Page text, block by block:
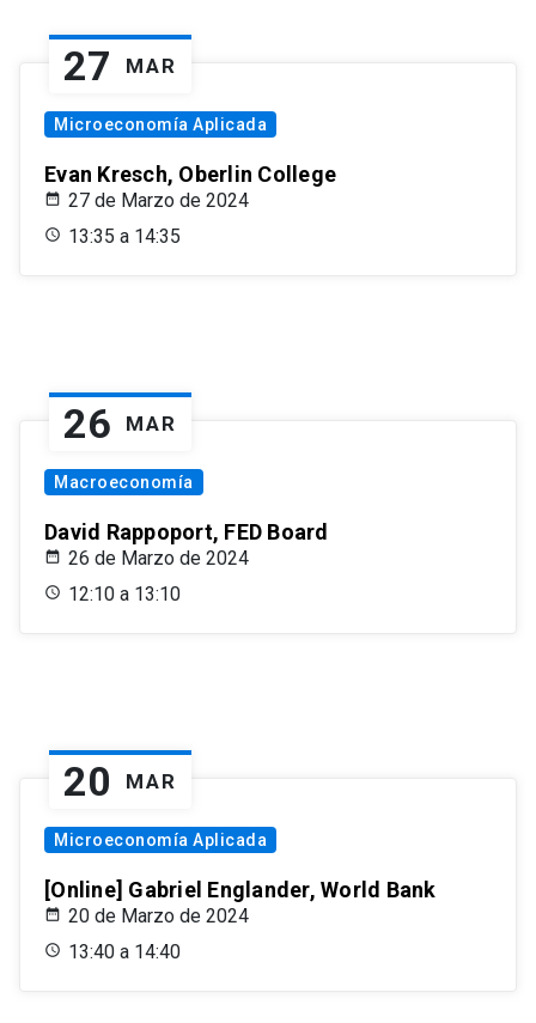
27 MAR
Microeconomía Aplicada
Evan Kresch, Oberlin College
27 de Marzo de 2024
13:35 a 14:35
26 MAR
Macroeconomía
David Rappoport, FED Board
26 de Marzo de 2024
12:10 a 13:10
20 MAR
Microeconomía Aplicada
[Online] Gabriel Englander, World Bank
20 de Marzo de 2024
13:40 a 14:40